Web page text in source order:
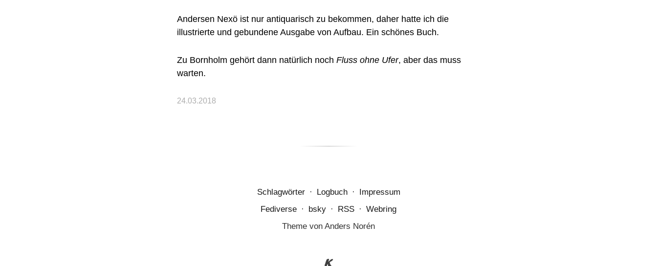
Andersen Nexö ist nur antiquarisch zu bekommen, daher hatte ich die
illustrierte und gebundene Ausgabe von Aufbau. Ein schönes Buch.
Zu Bornholm gehört dann natürlich noch Fluss ohne Ufer, aber das muss
warten.
24.03.2018
Schlagwörter · Logbuch ·
Impressum
Fediverse · bsky · RSS · Webring
Theme von Anders Norén